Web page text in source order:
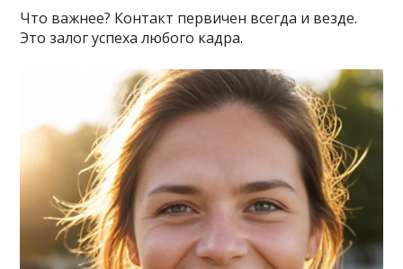
Что важнее? Контакт первичен всегда и везде.
Это залог успеха любого кадра.